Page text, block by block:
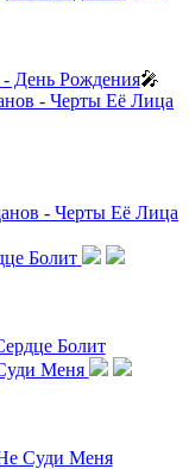
День Рождения🎤
- Черты Её Лица
Болит
Суди Меня